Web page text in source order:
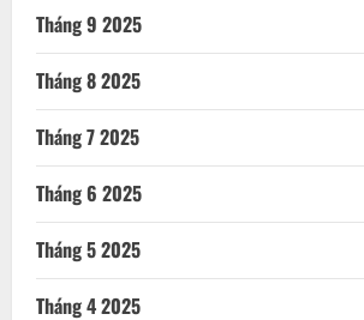
Tháng 9 2025
Tháng 8 2025
Tháng 7 2025
Tháng 6 2025
Tháng 5 2025
Tháng 4 2025